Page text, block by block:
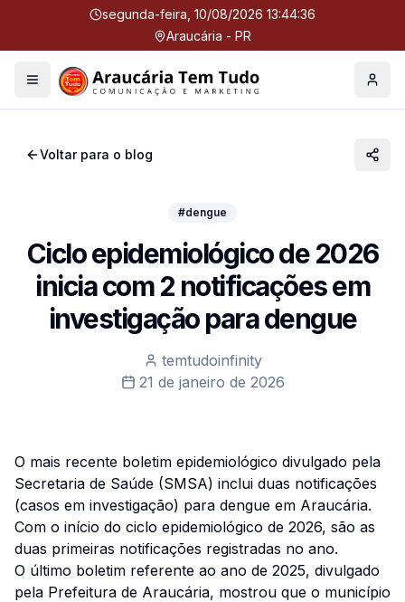
segunda-feira, 10/08/2026 13:44:36
Araucária - PR
Menu Perfil
Voltar para o blog
#dengue
Ciclo epidemiológico de 2026
inicia com 2 notificações em
investigação para dengue
temtudoinfinity
21 de janeiro de 2026
O mais recente boletim epidemiológico divulgado pela
Secretaria de Saúde (SMSA) inclui duas notificações
(casos em investigação) para dengue em Araucária.
Com o início do ciclo epidemiológico de 2026, são as
duas primeiras notificações registradas no ano.
O último boletim referente ao ano de 2025, divulgado
pela Prefeitura de Araucária, mostrou que o município